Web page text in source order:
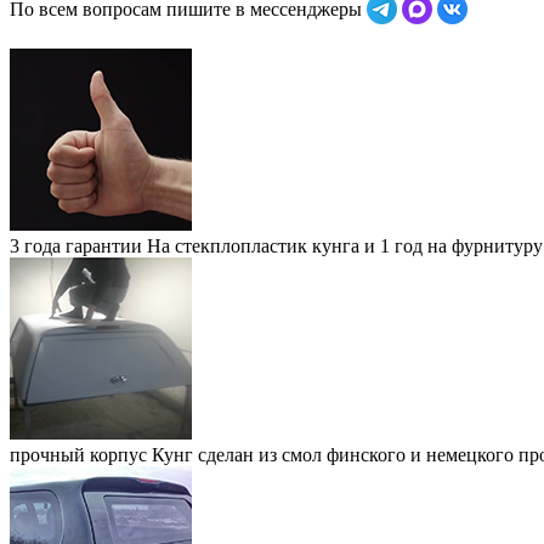
По всем вопросам пишите в мессенджеры
3 года гарантии На стекплопластик кунга и 1 год на фурнитуру
прочный корпус Кунг сделан из смол финского и немецкого